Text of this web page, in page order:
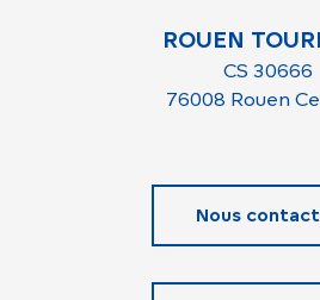
ROUEN
CS 30666
76008 Rouen
Nous